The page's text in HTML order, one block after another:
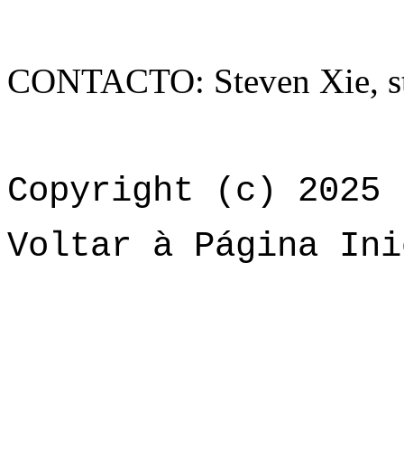
CONTACTO: Steven Xie,
Copyright (c) 2025
Voltar à Página